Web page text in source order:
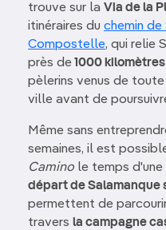
trouve sur la Via de la
itinéraires du chemin
Compostelle, qui relie
près de1000 kilomètres
pèlerins venus de
ville avant de
Même sans
semaines, il est
Camino le temps d'une
départ de Salamanque
permettent de
travers la campagne